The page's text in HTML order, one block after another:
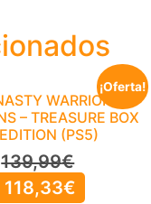
¡Oferta!
WARRIORS:
– TREASURE BOX
EDITION (PS5)
139,99€
118,33€